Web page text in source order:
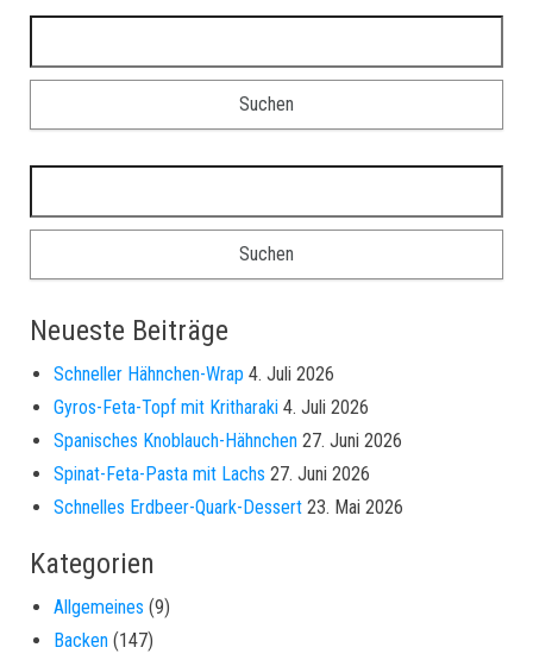
Neueste Beiträge
Schneller Hähnchen-Wrap 4. Juli 2026
Gyros-Feta-Topf mit Kritharaki 4. Juli 2026
Spanisches Knoblauch-Hähnchen 27. Juni 2026
Spinat-Feta-Pasta mit Lachs 27. Juni 2026
Schnelles Erdbeer-Quark-Dessert 23. Mai 2026
Kategorien
Allgemeines (9)
Backen (147)